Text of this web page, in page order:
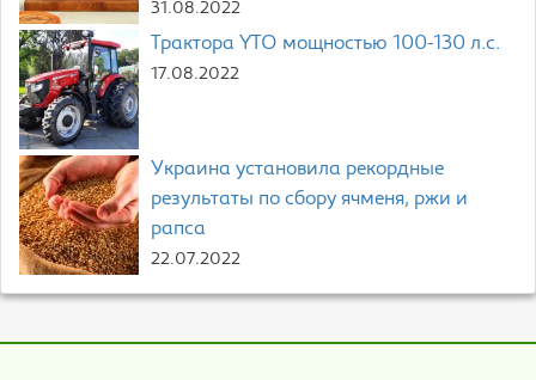
31.08.2022
Трактора YTO мощностью 100-130 л.с.
17.08.2022
Украина установила рекордные
результаты по сбору ячменя, ржи и
рапса
22.07.2022